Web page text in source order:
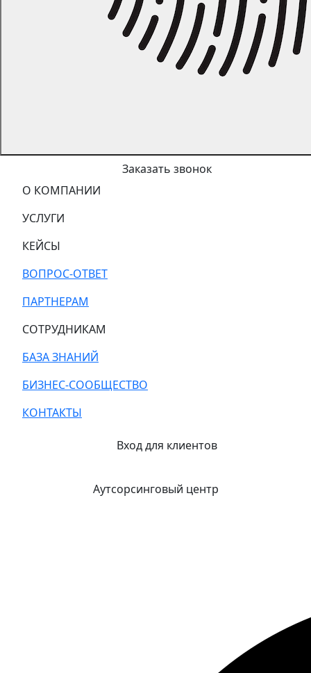
Заказать звонок
О КОМПАНИИ
УСЛУГИ
КЕЙСЫ
ВОПРОС-ОТВЕТ
ПАРТНЕРАМ
СОТРУДНИКАМ
БАЗА ЗНАНИЙ
БИЗНЕС-СООБЩЕСТВО
КОНТАКТЫ
Вход для клиентов
Аутсорсинговый центр